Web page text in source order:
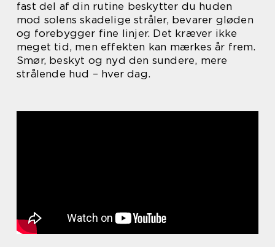
fast del af din rutine beskytter du huden
mod solens skadelige stråler, bevarer gløden
og forebygger fine linjer. Det kræver ikke
meget tid, men effekten kan mærkes år frem.
Smør, beskyt og nyd den sundere, mere
strålende hud – hver dag.